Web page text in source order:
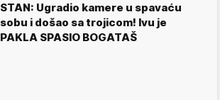
STAN: Ugradio kamere u spavaću
sobu i došao sa trojicom! Ivu je
PAKLA SPASIO BOGATAŠ